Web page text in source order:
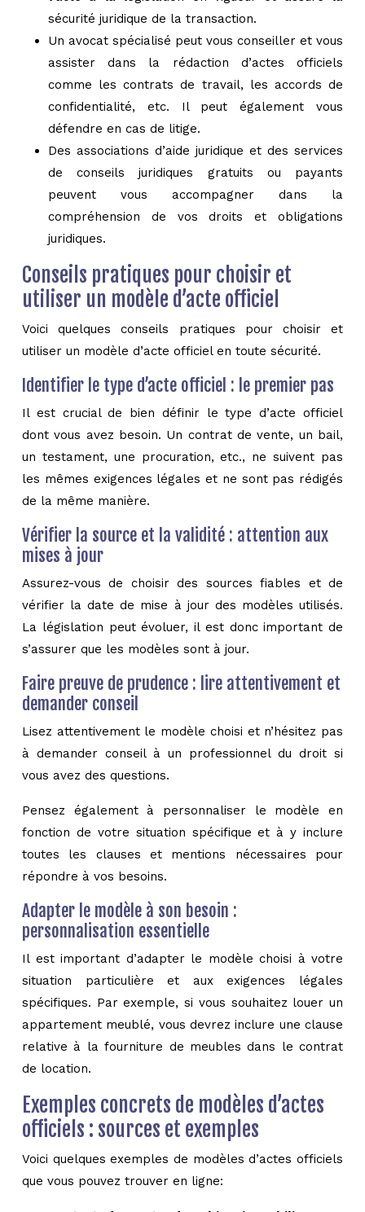
sécurité juridique de la transaction.
Un avocat spécialisé peut vous conseiller et vous
assister dans la rédaction d’actes officiels
comme les contrats de travail, les accords de
confidentialité, etc. Il peut également vous
défendre en cas de litige.
Des associations d’aide juridique et des services
de conseils juridiques gratuits ou payants
peuvent vous accompagner dans la
compréhension de vos droits et obligations
juridiques.
Conseils pratiques pour choisir et
utiliser un modèle d’acte officiel
Voici quelques conseils pratiques pour choisir et
utiliser un modèle d’acte officiel en toute sécurité.
Identifier le type d’acte officiel : le premier pas
Il est crucial de bien définir le type d’acte officiel
dont vous avez besoin. Un contrat de vente, un bail,
un testament, une procuration, etc., ne suivent pas
les mêmes exigences légales et ne sont pas rédigés
de la même manière.
Vérifier la source et la validité : attention aux
mises à jour
Assurez-vous de choisir des sources fiables et de
vérifier la date de mise à jour des modèles utilisés.
La législation peut évoluer, il est donc important de
s’assurer que les modèles sont à jour.
Faire preuve de prudence : lire attentivement et
demander conseil
Lisez attentivement le modèle choisi et n’hésitez pas
à demander conseil à un professionnel du droit si
vous avez des questions.
Pensez également à personnaliser le modèle en
fonction de votre situation spécifique et à y inclure
toutes les clauses et mentions nécessaires pour
répondre à vos besoins.
Adapter le modèle à son besoin :
personnalisation essentielle
Il est important d’adapter le modèle choisi à votre
situation particulière et aux exigences légales
spécifiques. Par exemple, si vous souhaitez louer un
appartement meublé, vous devrez inclure une clause
relative à la fourniture de meubles dans le contrat
de location.
Exemples concrets de modèles d’actes
officiels : sources et exemples
Voici quelques exemples de modèles d’actes officiels
que vous pouvez trouver en ligne: